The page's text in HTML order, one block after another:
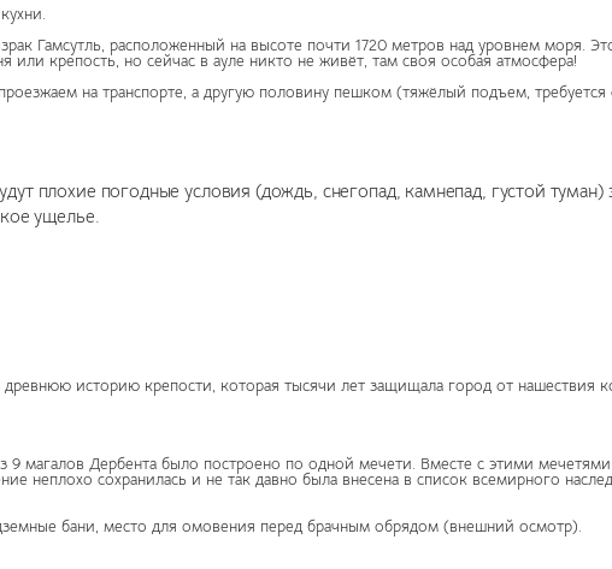
Гамсутль, расположенный на высоте почти 1720 метров над уровнем моря.
или крепость, но сейчас в ауле никто не живёт, там своя особая атмосфера!
на транспорте, а другую половину пешком (тяжёлый подъем,
плохие погодные условия (дождь, снегопад, камнепад, густой туман)
ущелье.
историю крепости, которая тысячи лет защищала город от нашествия
магалов Дербента было построено по одной мечети. Вместе с этими
неплохо сохранилась и не так давно была внесена в список всемирного
бани, место для омовения перед брачным обрядом (внешний осмотр).